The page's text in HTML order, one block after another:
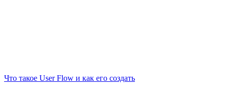
Что такое User Flow и как его создать